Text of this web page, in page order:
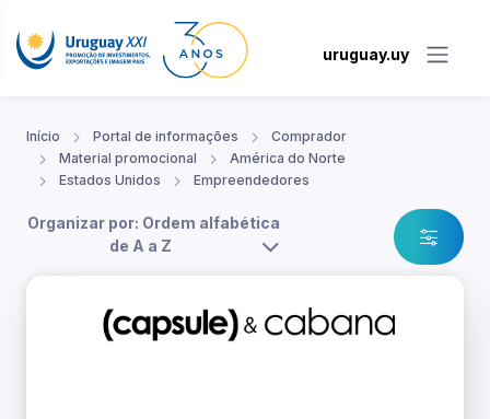
uruguay.uy
Início Portal de informações
Comprador
Material promocional
América do Norte
Estados Unidos
Empreendedores
Organizar por: Ordem alfabética
de A a Z